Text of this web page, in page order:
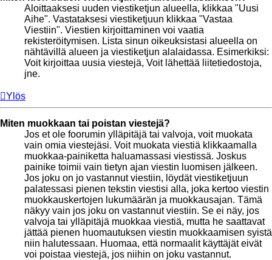
Aloittaaksesi uuden viestiketjun alueella, klikkaa "Uusi
Aihe". Vastataksesi viestiketjuun klikkaa "Vastaa
Viestiin". Viestien kirjoittaminen voi vaatia
rekisteröitymisen. Lista sinun oikeuksistasi alueella on
nähtävillä alueen ja viestiketjun alalaidassa. Esimerkiksi:
Voit kirjoittaa uusia viestejä, Voit lähettää liitetiedostoja,
jne.
Ylös
Miten muokkaan tai poistan viestejä?
Jos et ole foorumin ylläpitäjä tai valvoja, voit muokata
vain omia viestejäsi. Voit muokata viestiä klikkaamalla
muokkaa-painiketta haluamassasi viestissä. Joskus
painike toimii vain tietyn ajan viestin luomisen jälkeen.
Jos joku on jo vastannut viestiin, löydät viestiketjuun
palatessasi pienen tekstin viestisi alla, joka kertoo viestin
muokkauskertojen lukumäärän ja muokkausajan. Tämä
näkyy vain jos joku on vastannut viestiin. Se ei näy, jos
valvoja tai ylläpitäjä muokkaa viestiä, mutta he saattavat
jättää pienen huomautuksen viestin muokkaamisen syistä
niin halutessaan. Huomaa, että normaalit käyttäjät eivät
voi poistaa viestejä, jos niihin on joku vastannut.